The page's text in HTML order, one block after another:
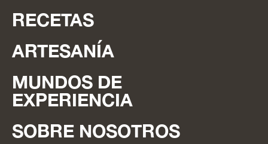
RECETAS
ARTESANÍA
MUNDOS DE
EXPERIENCIA
SOBRE NOSOTROS